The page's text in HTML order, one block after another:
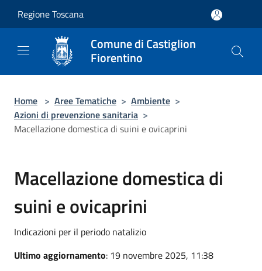
Regione Toscana
Comune di Castiglion
Fiorentino
Home > Aree Tematiche > Ambiente >
Azioni di prevenzione sanitaria >
Macellazione domestica di suini e ovicaprini
Macellazione domestica di
suini e ovicaprini
Indicazioni per il periodo natalizio
Ultimo aggiornamento: 19 novembre 2025, 11:38